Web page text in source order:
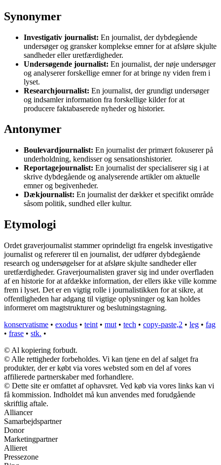
Synonymer
Investigativ journalist: En journalist, der dybdegående
undersøger og gransker komplekse emner for at afsløre skjulte
sandheder eller uretfærdigheder.
Undersøgende journalist: En journalist, der nøje undersøger
og analyserer forskellige emner for at bringe ny viden frem i
lyset.
Researchjournalist: En journalist, der grundigt undersøger
og indsamler information fra forskellige kilder for at
producere faktabaserede nyheder og historier.
Antonymer
Boulevardjournalist: En journalist der primært fokuserer på
underholdning, kendisser og sensationshistorier.
Reportagejournalist: En journalist der specialiserer sig i at
skrive dybdegående og analyserende artikler om aktuelle
emner og begivenheder.
Dækjournalist: En journalist der dækker et specifikt område
såsom politik, sundhed eller kultur.
Etymologi
Ordet graverjournalist stammer oprindeligt fra engelsk investigative
journalist og refererer til en journalist, der udfører dybdegående
research og undersøgelser for at afsløre skjulte sandheder eller
uretfærdigheder. Graverjournalisten graver sig ind under overfladen
af en historie for at afdække information, der ellers ikke ville komme
frem i lyset. Det er en vigtig rolle i journalistikken for at sikre, at
offentligheden har adgang til vigtige oplysninger og kan holdes
informeret om magtstrukturer og beslutningstagning.
konservatisme • exodus • teint • mut • tech • copy-paste,2 • leg • fag
• frase • stk. •
© Al kopiering forbudt.
© Alle rettigheder forbeholdes. Vi kan tjene en del af salget fra
produkter, der er købt via vores websted som en del af vores
affilierede partnerskaber med forhandlere.
© Dette site er omfattet af ophavsret. Ved køb via vores links kan vi
få kommission. Indholdet må kun anvendes med forudgående
skriftlig aftale.
Alliancer
Samarbejdspartner
Donor
Marketingpartner
Allieret
Pressezone